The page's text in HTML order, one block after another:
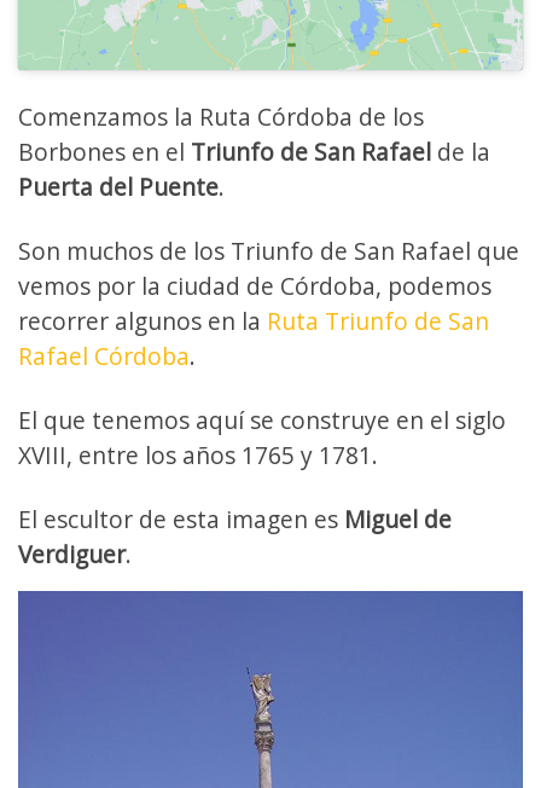
Comenzamos la Ruta Córdoba de los
Borbones en el Triunfo de San Rafael de la
Puerta del Puente.
Son muchos de los Triunfo de San Rafael que
vemos por la ciudad de Córdoba, podemos
recorrer algunos en la Ruta Triunfo de San
Rafael Córdoba.
El que tenemos aquí se construye en el siglo
XVIII, entre los años 1765 y 1781.
El escultor de esta imagen es Miguel de
Verdiguer.